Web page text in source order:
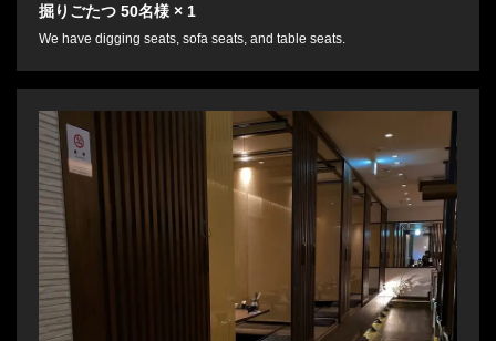
掘りごたつ 50名様 × 1
We have digging seats, sofa seats, and table seats.